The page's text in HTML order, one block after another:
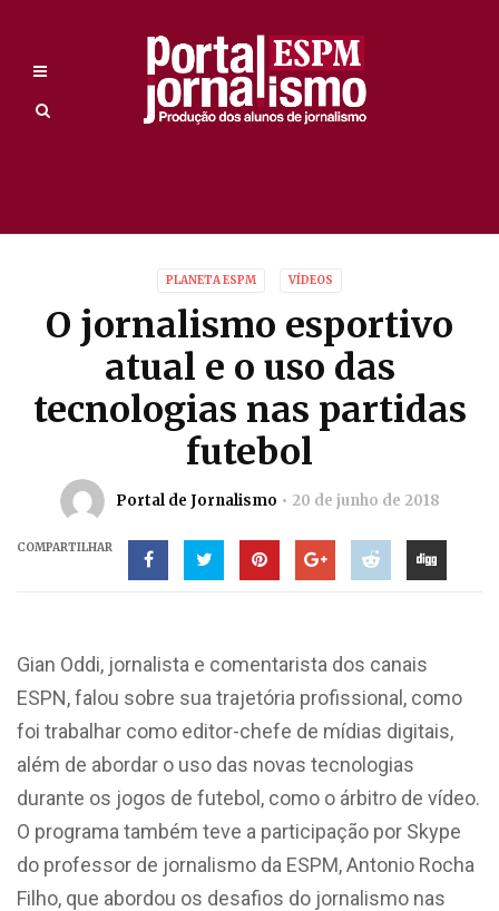
PLANETA ESPM VÍDEOS
O jornalismo esportivo
atual e o uso das
tecnologias nas partidas
futebol
Portal de Jornalismo 20 de junho de 2018
COMPARTILHAR
Gian Oddi, jornalista e comentarista dos canais
ESPN, falou sobre sua trajetória profissional, como
foi trabalhar como editor-chefe de mídias digitais,
além de abordar o uso das novas tecnologias
durante os jogos de futebol, como o árbitro de vídeo.
O programa também teve a participação por Skype
do professor de jornalismo da ESPM, Antonio Rocha
Filho, que abordou os desafios do jornalismo nas